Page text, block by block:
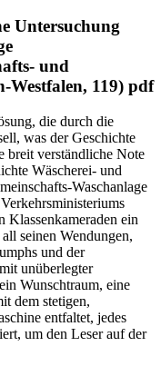
Untersuchung
und
Westfalen, 119) pdf
die durch die
was der Geschichte
breit verständliche Note
Wäscherei- und
Waschanlage
Klassenkameraden ein
seinen Wendungen,
und der
unüberlegter
Wunschtraum, eine
dem stetigen,
entfaltet, jedes
um den Leser auf der